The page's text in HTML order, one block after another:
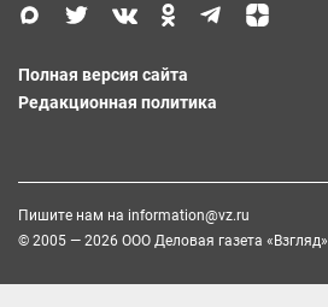
Полная версия сайта
Редакционная политика
Пишите нам на information@vz.ru
© 2005 — 2026 ООО Деловая газета «Взгляд»